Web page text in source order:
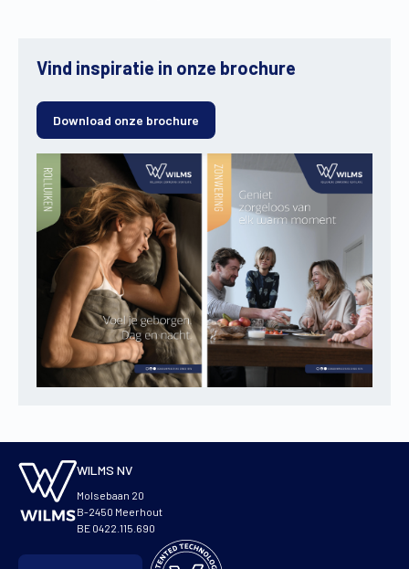
Vind inspiratie in onze brochure
Download onze brochure
WILMS NV
Molsebaan 20
B-2450 Meerhout
BE 0422.115.690